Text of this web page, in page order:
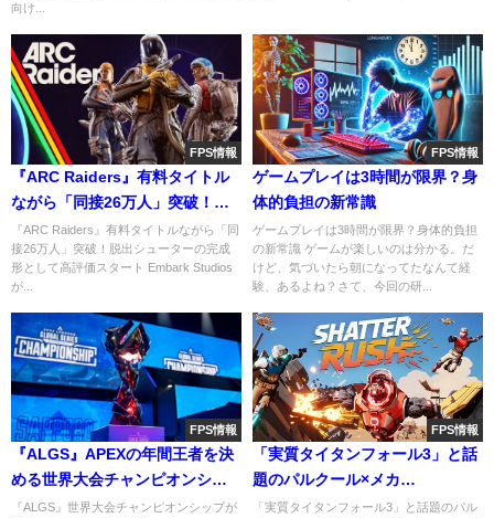
向け...
FPS情報
『ARC Raiders』有料タイトル
ながら「同接26万人」突破！脱
出シューターの完成形として高
評価スタート
『ARC Raiders』有料タイトルながら「同
接26万人」突破！脱出シューターの完成
形として高評価スタート Embark Studios
が...
FPS情報
ゲームプレイは3時間が限界？身
体的負担の新常識
ゲームプレイは3時間が限界？身体的負担
の新常識 ゲームが楽しいのは分かる。だ
けど、気づいたら朝になってたなんて経
験、あるよね？さて、今回の研...
FPS情報
『ALGS』APEXの年間王者を決
める世界大会チャンピオンシッ
プが3年連続で日本・札幌開催へ
『ALGS』世界大会チャンピオンシップが
FPS情報
「実質タイタンフォール3」と話
題のパルクール×メカ
FPS「ShatterRush」、オープ
「実質タイタンフォール3」と話題のパル